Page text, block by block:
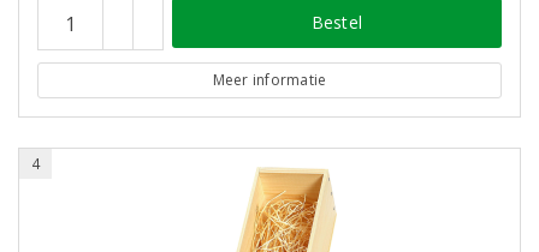
Bestel
Meer informatie
4